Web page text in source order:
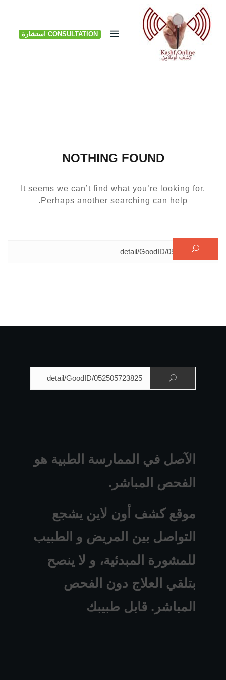
Skip
content
CONSULTATION استشارة
NOTHING FOUND
It seems we can’t find what you’re looking for.
Perhaps another searching can help.
البحث عن:
الآصل في الممارسة الطبية هو
الفحص المباشر.
موقع كشف أون لاين يشجع
التواصل بين المريض و الطبيب
للمشورة المبدئية، و لا ينصح
بتلقي العلاج دون الفحص
المباشر. قابل طبيبك